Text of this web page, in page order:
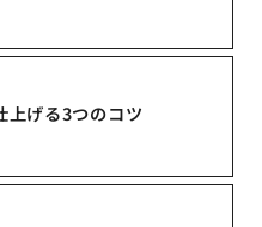
上げる3つのコツ